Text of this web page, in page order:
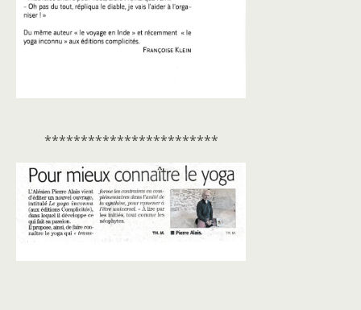
************************